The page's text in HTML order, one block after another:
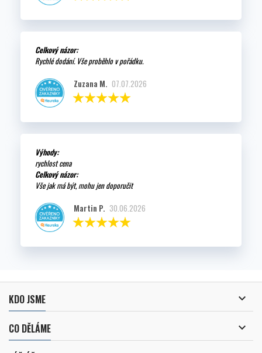
Celkový názor:
Rychlé dodání. Vše proběhlo v pořádku.
Zuzana M. 07.07.2026
Výhody:
rychlost cena
Celkový názor:
Vše jak má být, mohu jen doporučit
Martin P. 30.06.2026
KDO JSME 
CO DĚLÁME 